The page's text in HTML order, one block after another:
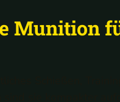
Munition